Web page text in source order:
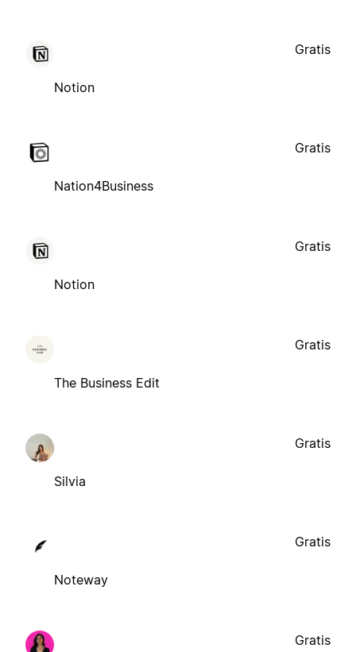
Notion
Gratis
Nation4Business
Gratis
Notion
Gratis
The Business Edit
Gratis
Silvia
Gratis
Noteway
Gratis
Gratis